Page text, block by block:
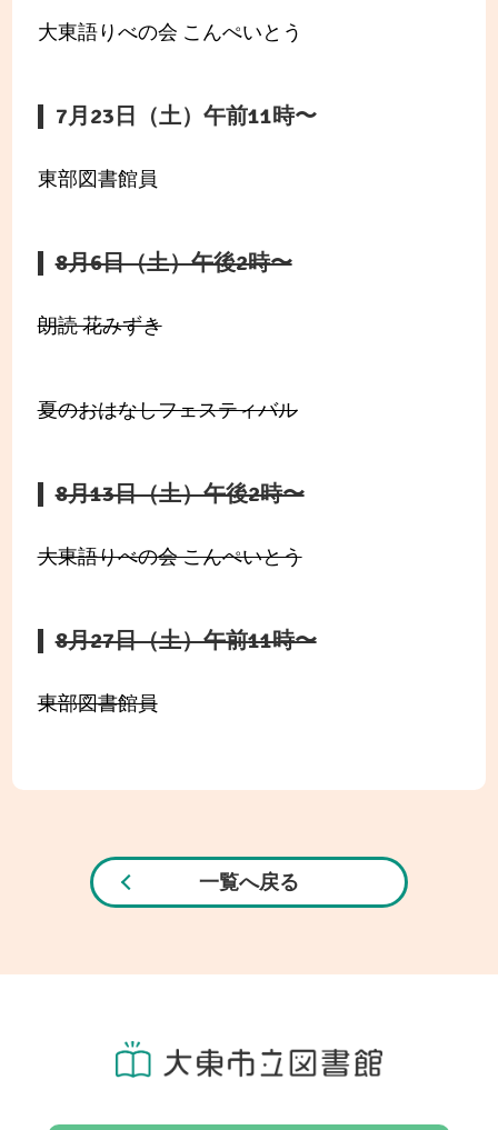
大東語りべの会 こんぺいとう
7月23日（土）午前11時〜
東部図書館員
8月6日（土）午後2時〜
朗読 花みずき
夏のおはなしフェスティバル
8月13日（土）午後2時〜
大東語りべの会 こんぺいとう
8月27日（土）午前11時〜
東部図書館員
一覧へ戻る